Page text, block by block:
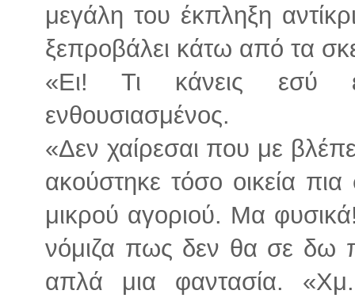
μεγάλη του έκπληξη
ξεπροβάλει κάτω από τα
«Ει! Τι κάνεις εσύ
ενθουσιασμένος.
«Δεν χαίρεσαι που με
ακούστηκε τόσο οικεία πια
μικρού αγοριού. Μα
νόμιζα πως δεν θα σε δω
απλά μια φαντασία.